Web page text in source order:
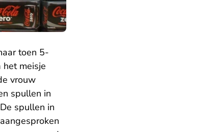
toen 5-
meisje
vrouw
spullen in
spullen in